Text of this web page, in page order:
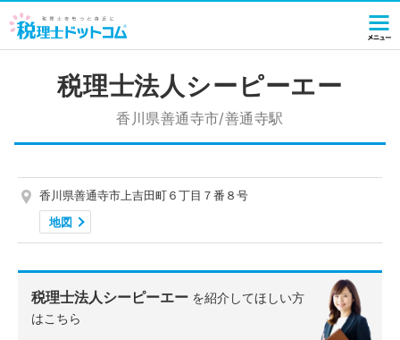
税理士法人シーピーエー
香川県善通寺市/善通寺駅
香川県善通寺市上吉田町６丁目７番８号
地図
税理士法人シーピーエー を紹介してほしい方
はこちら